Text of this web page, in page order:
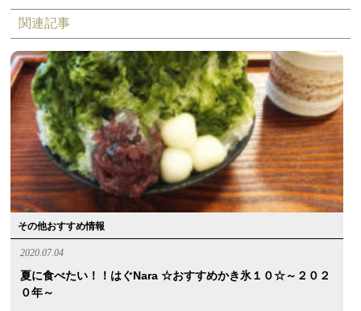
関連記事
その他おすすめ情報
2020.07.04
夏に食べたい！！はぐnara ☆おすすめかき氷１０☆～２０２
０年～